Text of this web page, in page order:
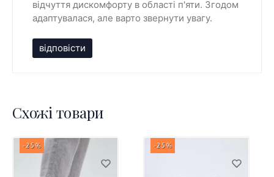
відчуття дискомфорту в області п'яти. Згодом
адаптувалася, але варто звернути увагу.
відповісти
Схожі товари
-25% -25%